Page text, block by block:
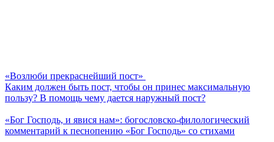
«Возлюби прекраснейший пост»
Каким должен быть пост, чтобы он принес максимальную
пользу? В помощь чему дается наружный пост?
«Бог Господь, и явися нам»: богословско-филологический
комментарий к песнопению «Бог Господь» со стихами